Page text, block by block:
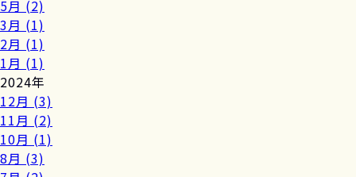
5月 (2)
3月 (1)
2月 (1)
1月 (1)
2024年
12月 (3)
11月 (2)
10月 (1)
8月 (3)